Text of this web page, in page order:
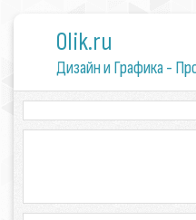
0lik.ru
Дизайн и Графика -